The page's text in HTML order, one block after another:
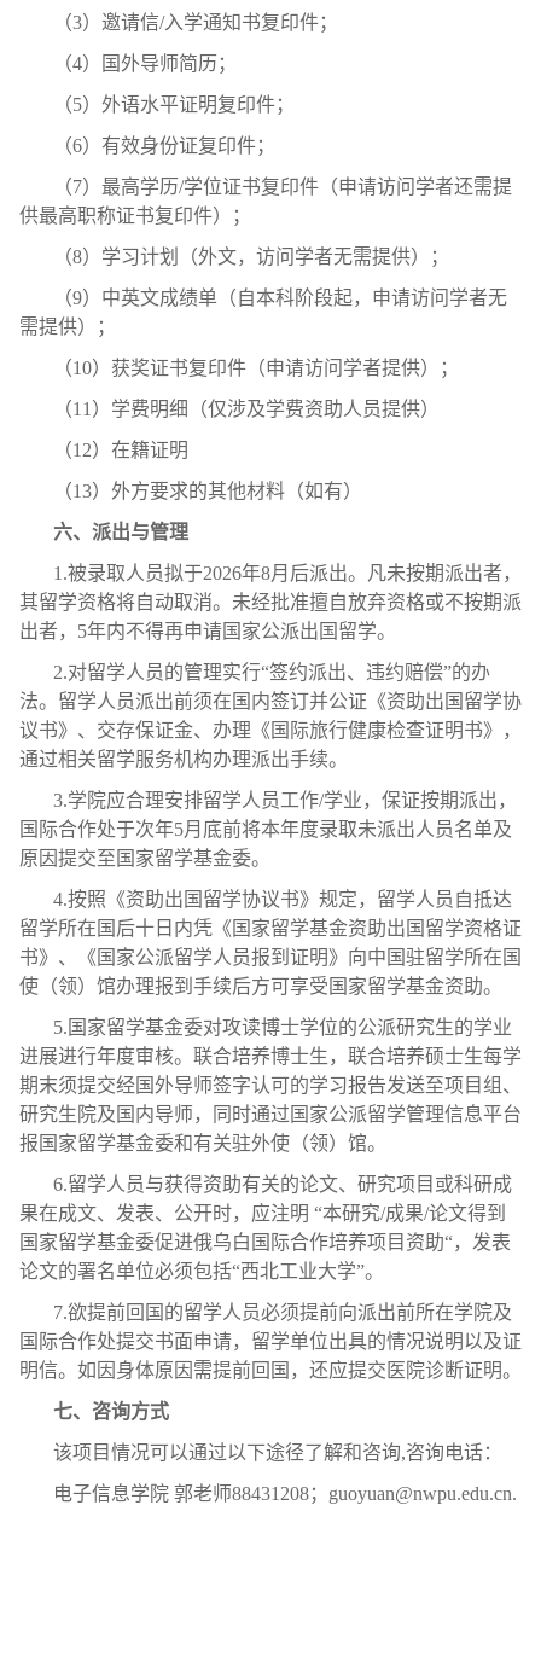
（3）邀请信/入学通知书复印件；
（4）国外导师简历；
（5）外语水平证明复印件；
（6）有效身份证复印件；
（7）最高学历/学位证书复印件（申请访问学者还需提
供最高职称证书复印件）；
（8）学习计划（外文，访问学者无需提供）；
（9）中英文成绩单（自本科阶段起，申请访问学者无
需提供）；
（10）获奖证书复印件（申请访问学者提供）；
（11）学费明细（仅涉及学费资助人员提供）
（12）在籍证明
（13）外方要求的其他材料（如有）
六、派出与管理
1.被录取人员拟于2026年8月后派出。凡未按期派出者，
其留学资格将自动取消。未经批准擅自放弃资格或不按期派
出者，5年内不得再申请国家公派出国留学。
2.对留学人员的管理实行“签约派出、违约赔偿”的办
法。留学人员派出前须在国内签订并公证《资助出国留学协
议书》、交存保证金、办理《国际旅行健康检查证明书》，
通过相关留学服务机构办理派出手续。
3.学院应合理安排留学人员工作/学业，保证按期派出，
国际合作处于次年5月底前将本年度录取未派出人员名单及
原因提交至国家留学基金委。
4.按照《资助出国留学协议书》规定，留学人员自抵达
留学所在国后十日内凭《国家留学基金资助出国留学资格证
书》、《国家公派留学人员报到证明》向中国驻留学所在国
使（领）馆办理报到手续后方可享受国家留学基金资助。
5.国家留学基金委对攻读博士学位的公派研究生的学业
进展进行年度审核。联合培养博士生，联合培养硕士生每学
期末须提交经国外导师签字认可的学习报告发送至项目组、
研究生院及国内导师，同时通过国家公派留学管理信息平台
报国家留学基金委和有关驻外使（领）馆。
6.留学人员与获得资助有关的论文、研究项目或科研成
果在成文、发表、公开时，应注明 “本研究/成果/论文得到
国家留学基金委促进俄乌白国际合作培养项目资助“，发表
论文的署名单位必须包括“西北工业大学”。
7.欲提前回国的留学人员必须提前向派出前所在学院及
国际合作处提交书面申请，留学单位出具的情况说明以及证
明信。如因身体原因需提前回国，还应提交医院诊断证明。
七、咨询方式
该项目情况可以通过以下途径了解和咨询,咨询电话：
电子信息学院 郭老师88431208；guoyuan@nwpu.edu.cn.